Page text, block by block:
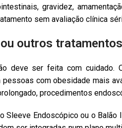
gravidez,
sem avaliação clínica
outros
deve ser feita com
pessoas com obesidade mais
procedimentos
Sleeve Endoscópico ou o